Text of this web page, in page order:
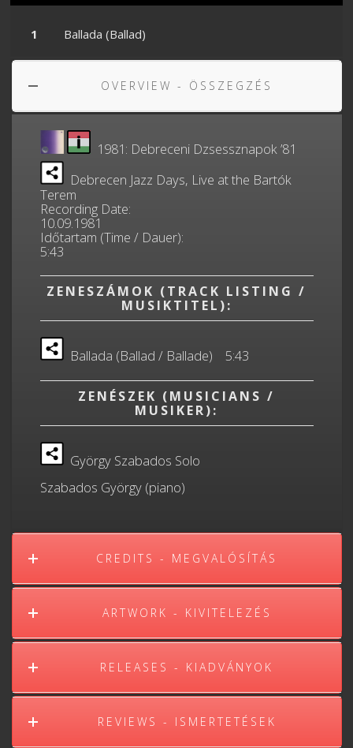
Ballada (Ballad)
OVERVIEW - ÖSSZEGZÉS
1981: Debreceni Dzsessznapok ’81
Debrecen Jazz Days, Live at the Bartók
Terem
Recording Date:
10.09.1981
Időtartam (Time / Dauer):
5:43
ZENESZÁMOK (TRACK LISTING /
MUSIKTITEL):
Ballada (Ballad / Ballade) 5:43
ZENÉSZEK (MUSICIANS /
MUSIKER):
György Szabados Solo
Szabados György (piano)
CREDITS - MEGVALÓSÍTÁS
ARTWORK - KIVITELEZÉS
RELEASES - KIADVÁNYOK
REVIEWS - ISMERTETÉSEK